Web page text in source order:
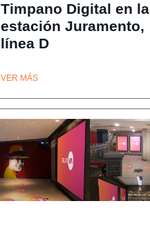
Timpano Digital en la
estación Juramento,
línea D
VER MÁS